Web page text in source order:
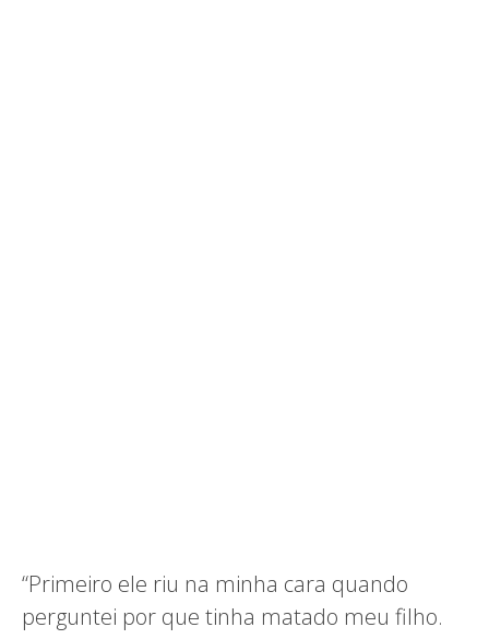
“Primeiro ele riu na minha cara quando
perguntei por que tinha matado meu filho.